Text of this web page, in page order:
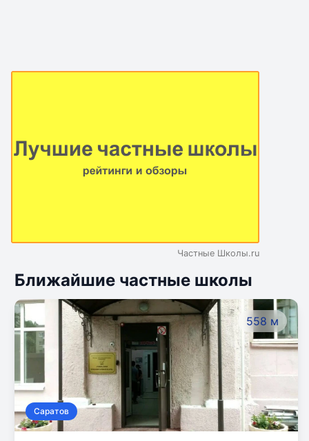
Частные Школы.ru
Ближайшие частные школы
558 м
Саратов